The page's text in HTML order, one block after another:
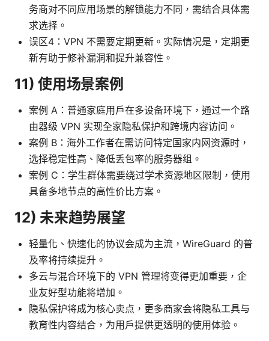
务商对不同应用场景的解锁能力不同，需结合具体需
求选择。
误区4：VPN 不需要定期更新。实际情况是，定期更
新有助于修补漏洞和提升兼容性。
11) 使用场景案例
案例 A：普通家庭用户在多设备环境下，通过一个路
由器级 VPN 实现全家隐私保护和跨境内容访问。
案例 B：海外工作者在需访问特定国家内网资源时，
选择稳定性高、降低丢包率的服务器组。
案例 C：学生群体需要绕过学术资源地区限制，使用
具备多地节点的高性价比方案。
12) 未来趋势展望
轻量化、快速化的协议会成为主流，WireGuard 的普
及率将持续提升。
多云与混合环境下的 VPN 管理将变得更加重要，企
业友好型功能将增加。
隐私保护将成为核心卖点，更多商家会将隐私工具与
教育性内容结合，为用户提供更透明的使用体验。